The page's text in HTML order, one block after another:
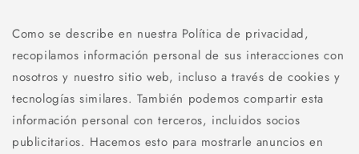
Como se describe en nuestra Política de privacidad,
recopilamos información personal de sus interacciones con
nosotros y nuestro sitio web, incluso a través de cookies y
tecnologías similares. También podemos compartir esta
información personal con terceros, incluidos socios
publicitarios. Hacemos esto para mostrarle anuncios en